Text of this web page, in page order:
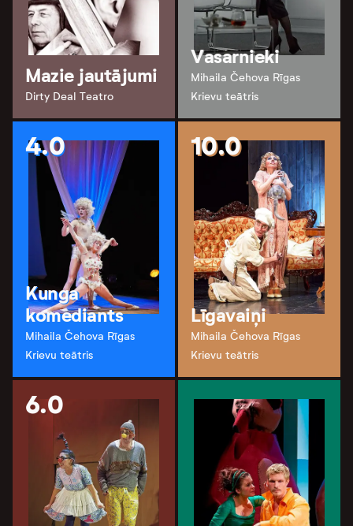
Mazie jautājumi
Dirty Deal Teatro
Vasarnieki
Mihaila Čehova Rīgas
Krievu teātris
4.0
Kunga
komediants
Mihaila Čehova Rīgas
Krievu teātris
10.0
Līgavaiņi
Mihaila Čehova Rīgas
Krievu teātris
6.0